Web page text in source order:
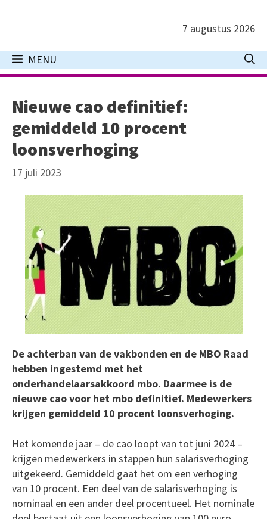
inhoud
7 augustus 2026
MENU
Nieuwe cao definitief:
gemiddeld 10 procent
loonsverhoging
17 juli 2023
De achterban van de vakbonden en de MBO Raad
hebben ingestemd met het
onderhandelaarsakkoord mbo. Daarmee is de
nieuwe cao voor het mbo definitief. Medewerkers
krijgen gemiddeld 10 procent loonsverhoging.
Het komende jaar – de cao loopt van tot juni 2024 –
krijgen medewerkers in stappen hun salarisverhoging
uitgekeerd. Gemiddeld gaat het om een verhoging
van 10 procent. Een deel van de salarisverhoging is
nominaal en een ander deel procentueel. Het nominale